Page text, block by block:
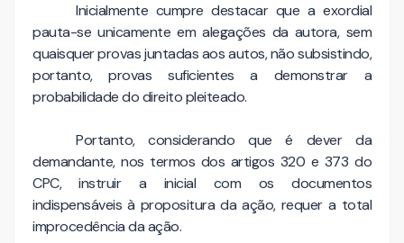
Inicialmente cumpre destacar que a exordial
pauta-se unicamente em alegações da autora, sem
quaisquer provas juntadas aos autos, não subsistindo,
portanto, provas suficientes a demonstrar a
probabilidade do direito pleiteado.
Portanto, considerando que é dever da
demandante, nos termos dos artigos 320 e 373 do
CPC, instruir a inicial com os documentos
indispensáveis à propositura da ação, requer a total
improcedência da ação.